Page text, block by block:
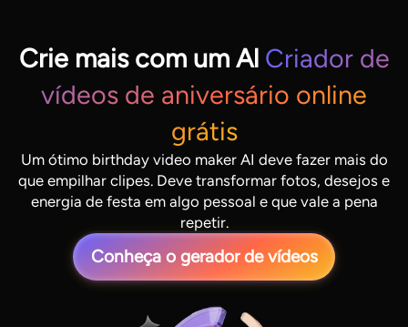
Crie mais com um Al Criador de
vídeos de aniversário online
grátis
Um ótimo birthday video maker AI deve fazer mais do
que empilhar clipes. Deve transformar fotos, desejos e
energia de festa em algo pessoal e que vale a pena
repetir.
Conheça o gerador de vídeos